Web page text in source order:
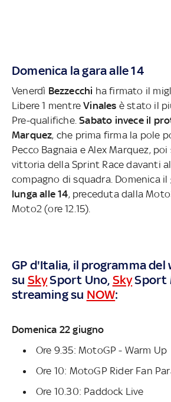
Domenica la gara alle 14
Venerdì Bezzecchi ha firmato il
Libere 1 mentreVinales è stato il
Pre-qualifiche.Sabato invece il
Marquez, che prima firma la pole
Pecco Bagnaia e Alex Marquez,
vittoria della Sprint Race davanti
compagno di squadra. Domenica
lunga alle 14, preceduta dalla
Moto2 (ore 12.15).
GP d'Italia, il programma del
su SkySport Uno, SkySport
streaming su NOW:
Domenica 22 giugno
Ore 9.35: MotoGP - Warm Up
Ore 10: MotoGP Rider Fan
Ore 10.30: Paddock Live